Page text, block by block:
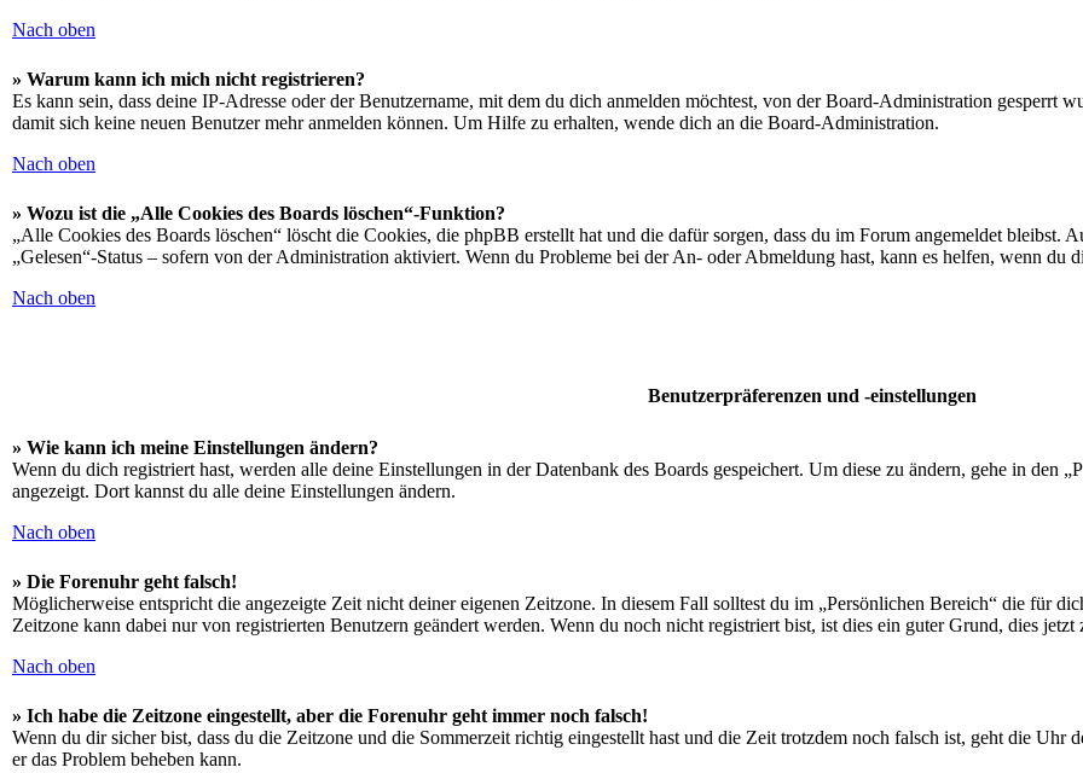
Nach oben
» Warum kann ich mich nicht registrieren?
Es kann sein, dass deine IP-Adresse oder der Benutzername, mit dem du dich anmelden möchtest, von der Board-Administration gesperrt
damit sich keine neuen Benutzer mehr anmelden können. Um Hilfe zu erhalten, wende dich an die Board-Administration.
Nach oben
» Wozu ist die „Alle Cookies des Boards löschen“-Funktion?
„Alle Cookies des Boards löschen“ löscht die Cookies, die phpBB erstellt hat und die dafür sorgen, dass du im Forum angemeldet bleibst.
„Gelesen“-Status – sofern von der Administration aktiviert. Wenn du Probleme bei der An- oder Abmeldung hast, kann es helfen, wenn du
Nach oben
Benutzerpräferenzen und -einstellungen
» Wie kann ich meine Einstellungen ändern?
Wenn du dich registriert hast, werden alle deine Einstellungen in der Datenbank des Boards gespeichert. Um diese zu ändern, gehe in den
angezeigt. Dort kannst du alle deine Einstellungen ändern.
Nach oben
» Die Forenuhr geht falsch!
Möglicherweise entspricht die angezeigte Zeit nicht deiner eigenen Zeitzone. In diesem Fall solltest du im „Persönlichen Bereich“ die für
Zeitzone kann dabei nur von registrierten Benutzern geändert werden. Wenn du noch nicht registriert bist, ist dies ein guter Grund, dies jetzt
Nach oben
» Ich habe die Zeitzone eingestellt, aber die Forenuhr geht immer noch falsch!
Wenn du dir sicher bist, dass du die Zeitzone und die Sommerzeit richtig eingestellt hast und die Zeit trotzdem noch falsch ist, geht die
er das Problem beheben kann.